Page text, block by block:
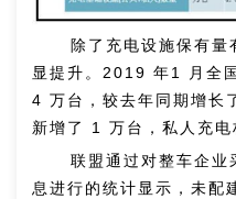
除了充电设施保有量
显提升。2019 年1 月全
4 万台，较去年同期增长
新增了 1 万台，私人充
联盟通过对整车企
息进行的统计显示，未配